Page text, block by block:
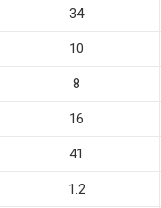
34
10
8
16
41
1.2